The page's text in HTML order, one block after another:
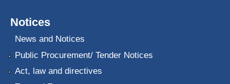
Notices
News and Notices
Public Procurement/ Tender Notices
Act, law and directives